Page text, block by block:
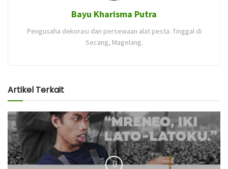
Bayu Kharisma Putra
Pengusaha dekorasi dan persewaan alat pesta. Tinggal di
Secang, Magelang.
Artikel Terkait